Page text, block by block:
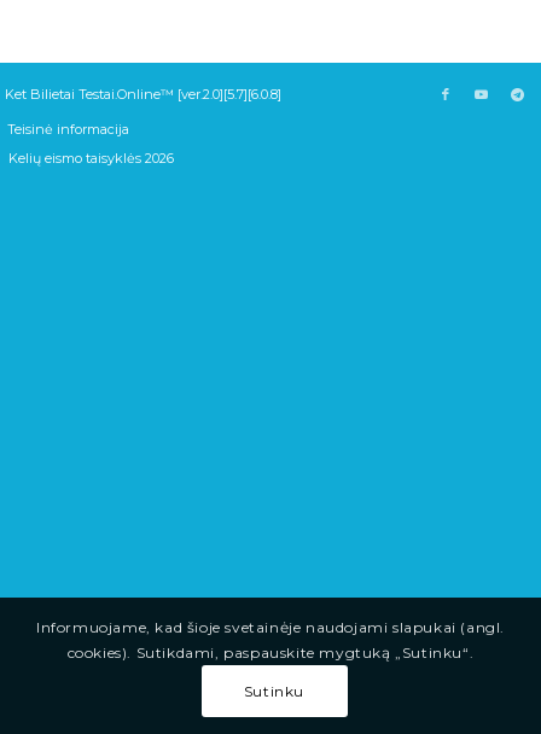
Ket Bilietai Testai.Online™ [ver.2.0][5.7][6.0.8]
Teisinė informacija
Kelių eismo taisyklės 2026
Informuojame, kad šioje svetainėje naudojami slapukai (angl.
cookies). Sutikdami, paspauskite mygtuką „Sutinku“.
Sutinku